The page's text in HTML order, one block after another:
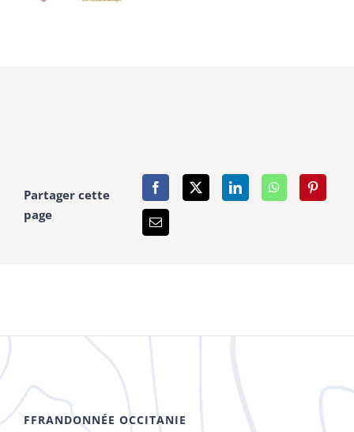
Partager cette
page
FFRANDONNÉE OCCITANIE